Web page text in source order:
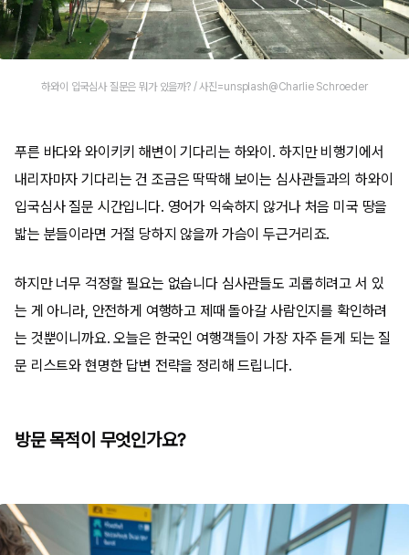
하와이 입국심사 질문은 뭐가 있을까? / 사진=unsplash@Charlie Schroeder
푸른 바다와 와이키키 해변이 기다리는 하와이. 하지만 비행기에서
내리자마자 기다리는 건 조금은 딱딱해 보이는 심사관들과의 하와이
입국심사 질문 시간입니다. 영어가 익숙하지 않거나 처음 미국 땅을
밟는 분들이라면 거절 당하지 않을까 가슴이 두근거리죠.
하지만 너무 걱정할 필요는 없습니다 심사관들도 괴롭히려고 서 있
는 게 아니라, 안전하게 여행하고 제때 돌아갈 사람인지를 확인하려
는 것뿐이니까요. 오늘은 한국인 여행객들이 가장 자주 듣게 되는 질
문 리스트와 현명한 답변 전략을 정리해 드립니다.
방문 목적이 무엇인가요?